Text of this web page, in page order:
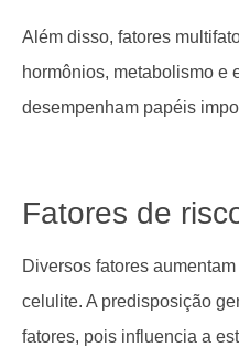
Além disso, fatores
hormônios, metabolismo e
desempenham papéis
Fatores de
Diversos fatores
celulite. A predisposição
fatores, pois influencia a